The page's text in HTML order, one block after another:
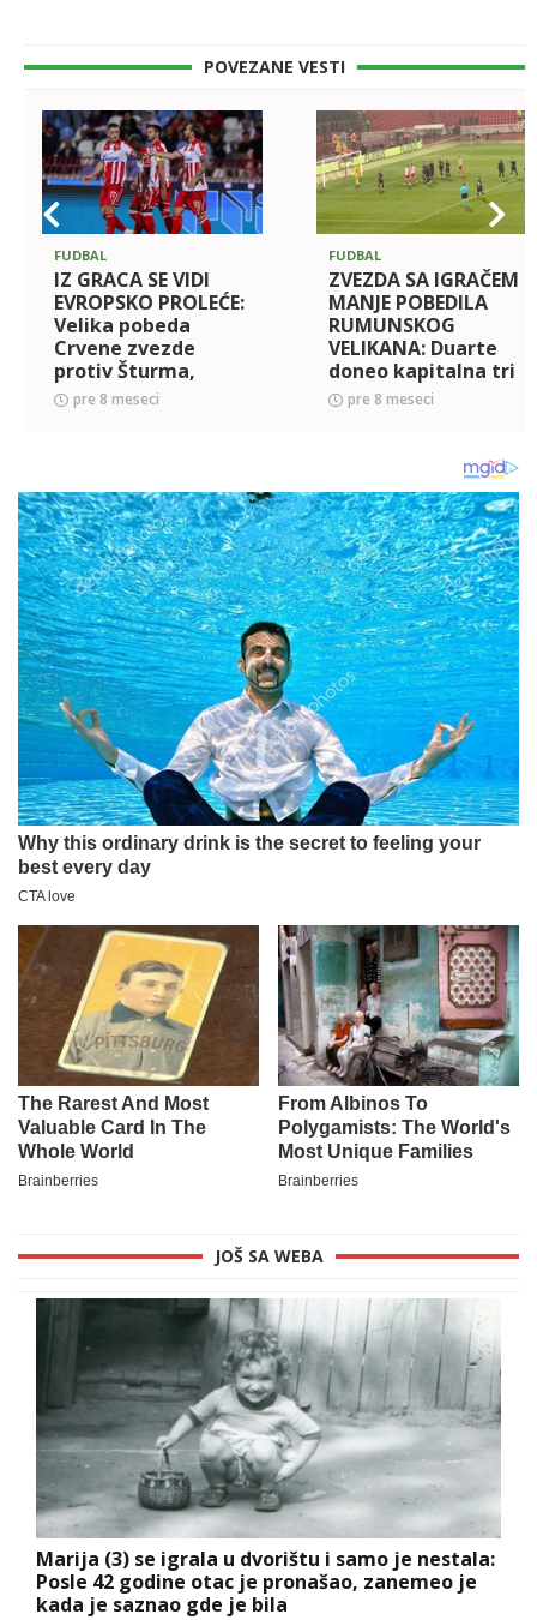
POVEZANE VESTI
FUDBAL
IZ GRACA SE VIDI
EVROPSKO PROLEĆE:
Velika pobeda
Crvene zvezde
protiv Šturma,
Ivanić doneo
kapitalna tri boda!
pre 8 meseci
FUDBAL
ZVEZDA SA IGRAČEM
MANJE POBEDILA
RUMUNSKOG
VELIKANA: Duarte
doneo kapitalna tri
boda crveno-belima
(FOTO)
pre 8 meseci
JOŠ SA WEBA
Marija (3) se igrala u dvorištu i samo je nestala:
Posle 42 godine otac je pronašao, zanemeo je
kada je saznao gde je bila